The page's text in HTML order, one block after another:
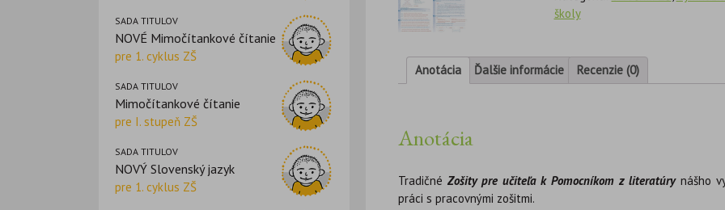
SADA TITULOV
NOVÉ Mimočítankové čítanie
pre 1. cyklus ZŠ
SADA TITULOV
Mimočítankové čítanie
pre I. stupeň ZŠ
SADA TITULOV
NOVÝ Slovenský jazyk
pre 1. cyklus ZŠ
školy
Anotácia Ďalšie informácie Recenzie (0)
Anotácia
Tradičné Zošity pre učiteľa k Pomocníkom z literatúrynášho
práci s pracovnými zošitmi.